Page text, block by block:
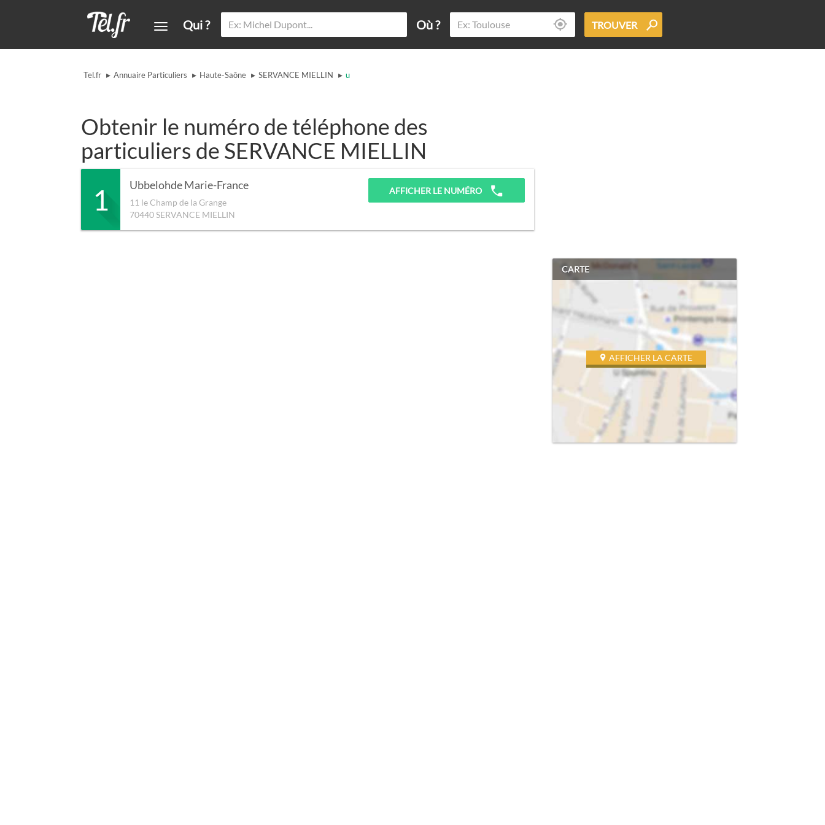
Qui ? Où ? TROUVER
Tel.fr ▸ Annuaire Particuliers ▸ Haute-Saône ▸ SERVANCE MIELLIN ▸ u
Obtenir le numéro de téléphone des
particuliers de SERVANCE MIELLIN
1 Ubbelohde Marie-France
11 le Champ de la Grange
70440SERVANCE MIELLIN
AFFICHER LE NUMÉRO
CARTE
AFFICHER LA CARTE